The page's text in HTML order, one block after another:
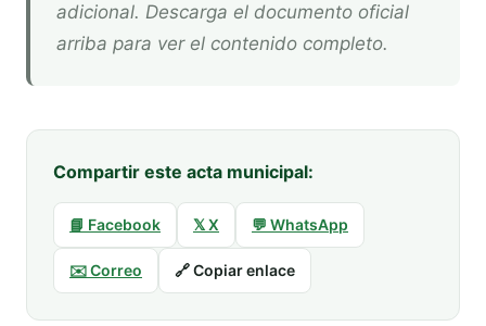
adicional. Descarga el documento oficial
arriba para ver el contenido completo.
Compartir este acta municipal:
📘 Facebook 𝕏 X 💬 WhatsApp
✉️ Correo 🔗 Copiar enlace